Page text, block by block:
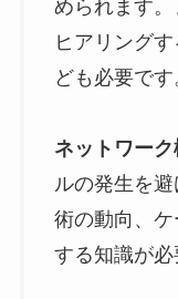
められます
ヒアリング
ども必要です
ネットワーク
ルの発生を
術の動向、
する知識が必